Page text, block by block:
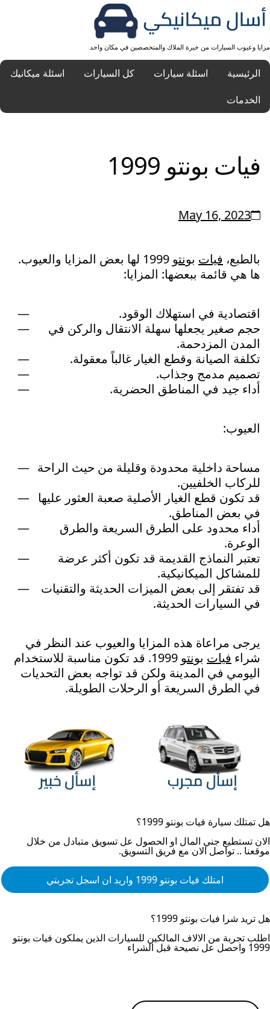
مزايا وعيوب السيارات من خبرة الملاك والمتخصصين في مكان واحد
الرئيسية اسئلة سيارات كل السيارات
اسئلة ميكانيك
الخدمات
فيات بونتو 1999
May 16, 2023
بالطبع، فيات بونتو
1999 لها بعض المزايا والعيوب.
ها هي قائمة ببعضها: المزايا:
اقتصادية في استهلاك الوقود.
حجم صغير يجعلها سهلة الانتقال والركن في
المدن المزدحمة.
تكلفة الصيانة وقطع الغيار غالباً معقولة.
تصميم مدمج وجذاب.
أداء جيد في المناطق الحضرية.
العيوب:
مساحة داخلية محدودة وقليلة من حيث الراحة
للركاب الخلفيين.
قد تكون قطع الغيار الأصلية صعبة العثور عليها
في بعض المناطق.
أداء محدود على الطرق السريعة والطرق
الوعرة.
تعتبر النماذج القديمة قد تكون أكثر عرضة
للمشاكل الميكانيكية.
قد تفتقر إلى بعض الميزات الحديثة والتقنيات
في السيارات الحديثة.
يرجى مراعاة هذه المزايا والعيوب عند النظر في
شراء فيات بونتو
1999. قد تكون مناسبة للاستخدام
اليومي في المدينة ولكن قد تواجه بعض التحديات
في الطرق السريعة أو الرحلات الطويلة.
هل تمتلك سيارة فيات بونتو 1999
؟
الان تستطيع جني المال او الحصول عل تسويق متبادل من خلال
موقعنا .. تواصل الان مع فريق التسويق.
امتلك فيات بونتو 1999 واريد ان اسجل تجربتي
هل تريد شرا فيات بونتو 1999
؟
اطلب تجربة من الالاف المالكين للسيارات الذين يملكون فيات بونتو
1999 واحصل عل نصيحة قبل الشراء